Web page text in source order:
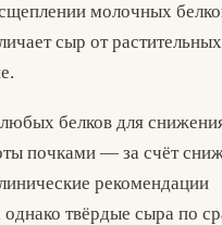
молочных
сыр от растительных
белков для
почками — за счёт
рекомендации
твёрдые сыра по